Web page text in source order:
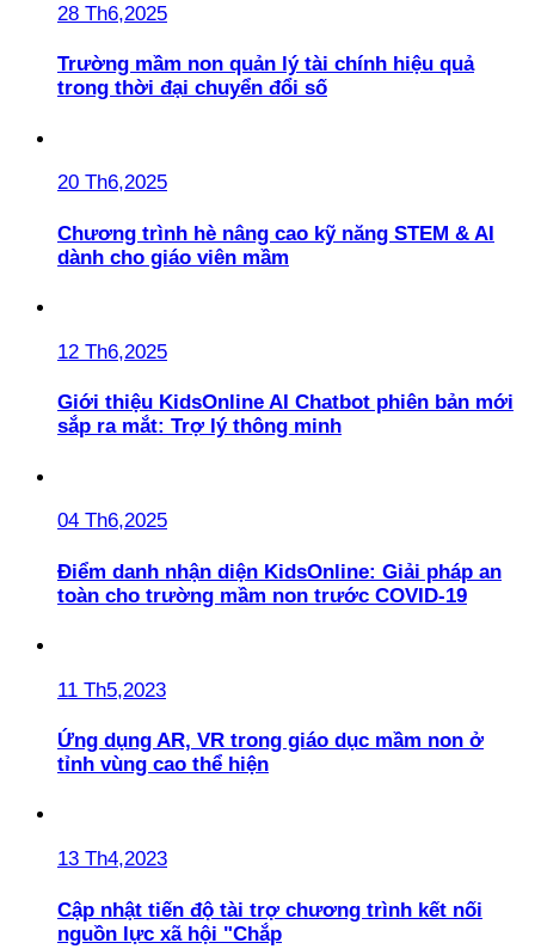
28 Th6,2025
Trường mầm non quản lý tài chính hiệu quả
trong thời đại chuyển đổi số
20 Th6,2025
Chương trình hè nâng cao kỹ năng STEM & AI
dành cho giáo viên mầm
12 Th6,2025
Giới thiệu KidsOnline AI Chatbot phiên bản mới
sắp ra mắt: Trợ lý thông minh
04 Th6,2025
Điểm danh nhận diện KidsOnline: Giải pháp an
toàn cho trường mầm non trước COVID-19
11 Th5,2023
Ứng dụng AR, VR trong giáo dục mầm non ở
tỉnh vùng cao thể hiện
13 Th4,2023
Cập nhật tiến độ tài trợ chương trình kết nối
nguồn lực xã hội "Chắp